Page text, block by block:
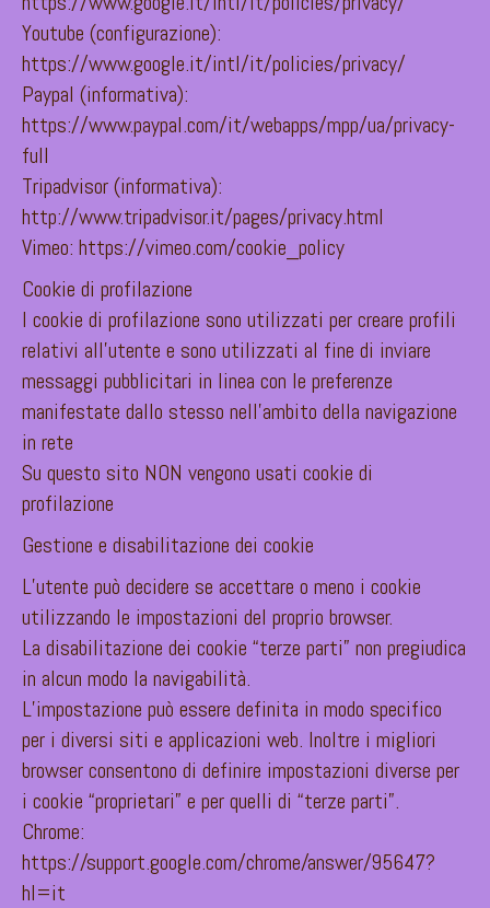
Youtube (configurazione):
https://www.google.it/intl/it/policies/privacy/
Paypal (informativa):
https://www.paypal.com/it/webapps/mpp/ua/privacy-
full
Tripadvisor (informativa):
http://www.tripadvisor.it/pages/privacy.html
Vimeo: https://vimeo.com/cookie_policy
Cookie di profilazione
I cookie di profilazione sono utilizzati per creare profili
relativi all’utente e sono utilizzati al fine di inviare
messaggi pubblicitari in linea con le preferenze
manifestate dallo stesso nell’ambito della navigazione
in rete
Su questo sito NON vengono usati cookie di
profilazione
Gestione e disabilitazione dei cookie
L’utente può decidere se accettare o meno i cookie
utilizzando le impostazioni del proprio browser.
La disabilitazione dei cookie “terze parti” non pregiudica
in alcun modo la navigabilità.
L’impostazione può essere definita in modo specifico
per i diversi siti e applicazioni web. Inoltre i migliori
browser consentono di definire impostazioni diverse per
i cookie “proprietari” e per quelli di “terze parti”.
Chrome:
https://support.google.com/chrome/answer/95647?
hl=it